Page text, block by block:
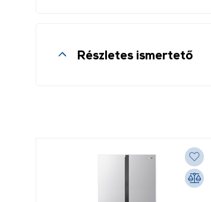
Részletes ismertető